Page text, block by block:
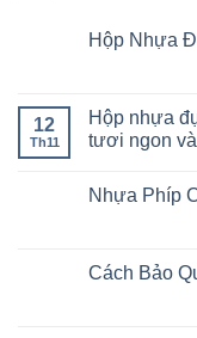
Hộp Nhựa
12
Th11
Hộp nhựa
tươi ngon
Nhựa Phíp
Cách Bảo